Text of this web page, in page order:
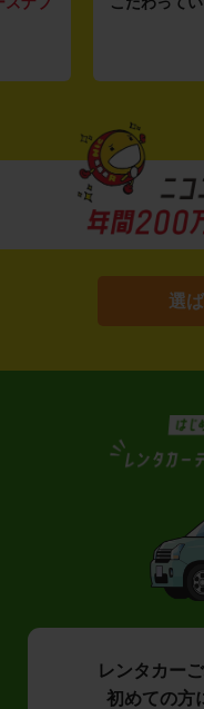
選
レンタカー
初めての方